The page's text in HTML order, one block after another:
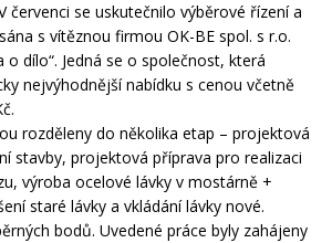
červenci se uskutečnilo výběrové řízení a
s vítěznou firmou OK-BE spol. s r.o.
o dílo“. Jedná se o společnost, která
nejvýhodnější nabídku s cenou včetně
rozděleny do několika etap – projektová
stavby, projektová příprava pro realizaci
výroba ocelové lávky v mostárně +
staré lávky a vkládání lávky nové.
bodů. Uvedené práce byly zahájeny